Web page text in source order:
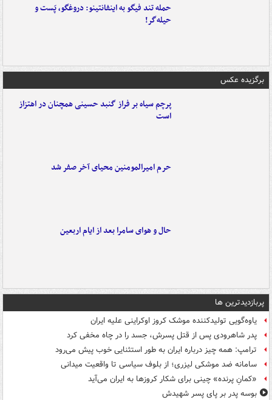
حمله تند فیگو به اینفانتینو: دروغگو، پَست‌ و
حیله‌گر!
برگزیده عکس
پرچم سیاه بر فراز گنبد حسینی همچنان در اهتزاز
است
حرم امیرالمومنین محیای آخر صفر شد
حال و هوای سامرا بعد از ایام اربعین
پربازدیدترین ها
یاوه‌گویی تولیدکننده موشک کروز اوکراینی علیه ایران
پدر شاهرودی پس از قتل پسرش، جسد را در چاه مخفی کرد
ترامپ: همه چیز درباره ایران به طور استثنایی خوب پیش می‌رود
سامانه ضد موشکی لیزری؛ از بلوف سیاسی تا واقعیت میدانی
«کمانِ پرنده» چینی برای شکار کروزها به ایران می‌آید
بوسه‌ پدر بر پای پسر شهیدش